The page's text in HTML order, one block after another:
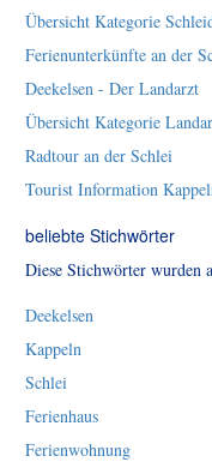
Übersicht Kategorie
Ferienunterkünfte an der
Deekelsen - Der Landarzt
Übersicht Kategorie
Radtour an der Schlei
Tourist Information
beliebte Stichwörter
Diese Stichwörter wurden
Deekelsen
Kappeln
Schlei
Ferienhaus
Ferienwohnung